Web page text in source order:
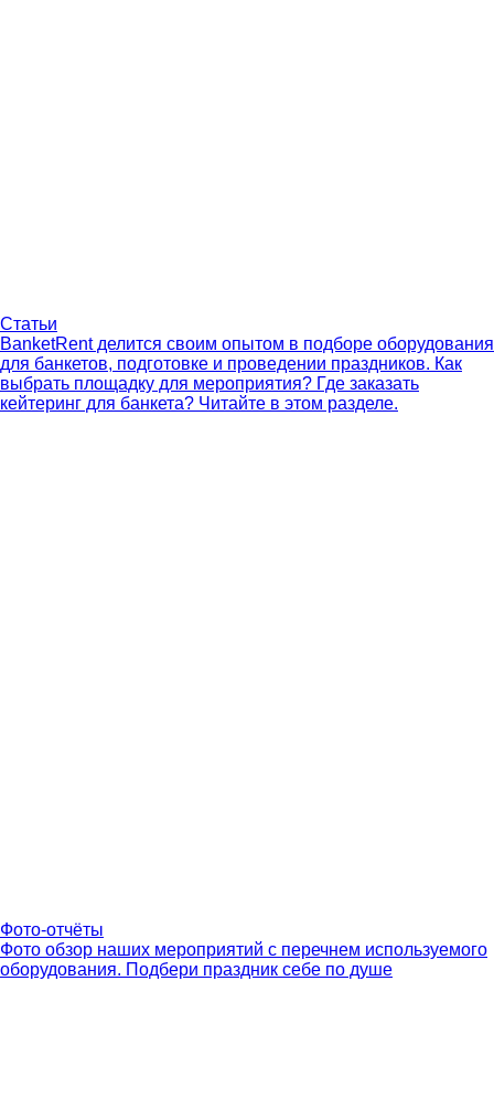
Статьи
BanketRent делится своим опытом в подборе оборудования
для банкетов, подготовке и проведении праздников. Как
выбрать площадку для мероприятия? Где заказать
кейтеринг для банкета? Читайте в этом разделе.
Фото-отчёты
Фото обзор наших мероприятий с перечнем используемого
оборудования. Подбери праздник себе по душе